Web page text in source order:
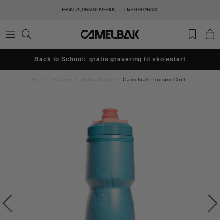
FRAKT 79,- GRATIS OVER 699,- LIVSTIDSGARANTI
Back to School: gratis gravering til skolestart
Camelbak Podium Chill